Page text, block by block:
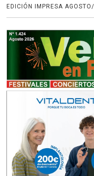
EDICIÓN IMPRESA